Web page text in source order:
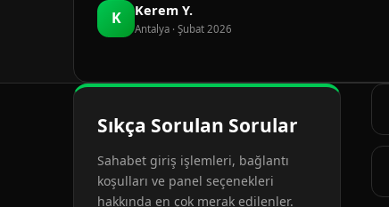
K Kerem Y.
Antalya · Şubat 2026
Sıkça Sorulan Sorular
Sahabet giriş işlemleri, bağlantı
koşulları ve panel seçenekleri
hakkında en çok merak edilenler.